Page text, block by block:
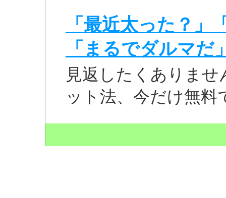
「最近太った？
「まるでダルマだ
見返したくありま
ット法、今だけ無料